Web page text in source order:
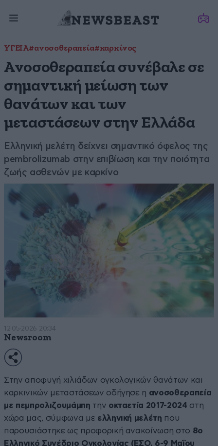
ΥΓΕΙΑ#ανοσοθεραπεία#καρκίνος
Ανοσοθεραπεία συνέβαλε σε
σημαντική μείωση των
θανάτων και των
μεταστάσεων στην Ελλάδα
Ελληνική μελέτη δείχνει σημαντικό όφελος της
pembrolizumab στην επιβίωση και την ποιότητα
ζωής ασθενών με καρκίνο
12·05·2026 20:34
Newsroom
Στην αποφυγή χιλιάδων ογκολογικών θανάτων και
καρκινικών μεταστάσεων οδήγησε η ανοσοθεραπεία
με πεμπρολιζουμάμπη την οκταετία 2017-2024 στη
χώρα μας, σύμφωνα με ελληνική μελέτη που
παρουσιάστηκε ως προφορική ανακοίνωση στο 8ο
Ελληνικό Συνέδριο Ογκολογίας (ΕΣΟ, 6-9 Μαΐου